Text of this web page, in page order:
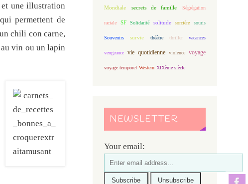
et une illustration
permettent de
chili con carne,
vin ou un lapin
Mondiale secrets de famille Ségrégation
raciale SF Solidarité solitude sorcière souris
Souvenirs survie théâtre thriller vacances
vengeance vie quotidienne violence voyage
voyage temporel Western XIXème siècle
NEWSLETTER
Your email: